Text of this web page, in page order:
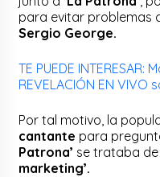
para evitar problemas
Sergio George.
TE PUEDE INTERESAR:
REVELACIÓN EN VIVO
Por tal motivo, la
cantante para
Patrona’ se trataba
marketing’.